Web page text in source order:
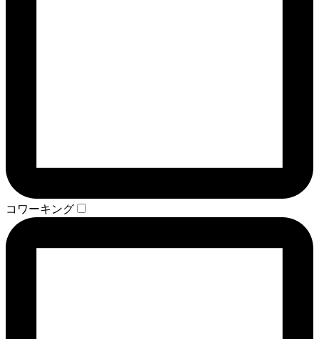
コワーキング